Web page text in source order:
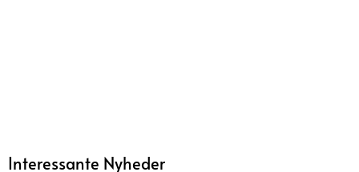
Interessante Nyheder